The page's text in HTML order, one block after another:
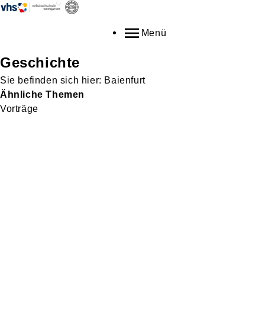
Menü
Geschichte
Baienfurt
Ähnliche Themen
Vorträge